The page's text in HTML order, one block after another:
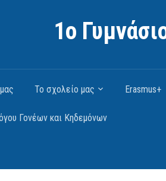
1ο
Το σχολείο μας Erasmus+
Γονέων και Κηδεμόνων